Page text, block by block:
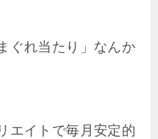
ぐれ当たり」なんか
エイトで毎月安定的